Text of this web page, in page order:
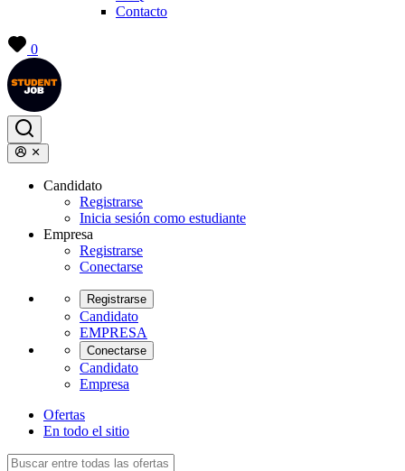
Contacto
0
Candidato
Registrarse
Inicia sesión como estudiante
Empresa
Registrarse
Conectarse
Registrarse
Candidato
EMPRESA
Conectarse
Candidato
Empresa
Ofertas
En todo el sitio